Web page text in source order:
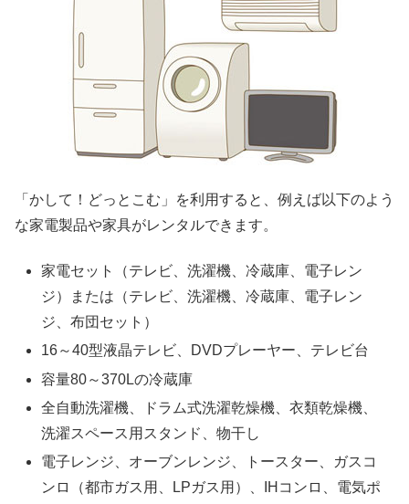
「かして！どっとこむ」を利用すると、例えば以下のよう
な家電製品や家具がレンタルできます。
家電セット（テレビ、洗濯機、冷蔵庫、電子レン
ジ）または（テレビ、洗濯機、冷蔵庫、電子レン
ジ、布団セット）
16～40型液晶テレビ、DVDプレーヤー、テレビ台
容量80～370Lの冷蔵庫
全自動洗濯機、ドラム式洗濯乾燥機、衣類乾燥機、
洗濯スペース用スタンド、物干し
電子レンジ、オーブンレンジ、トースター、ガスコ
ンロ（都市ガス用、LPガス用）、IHコンロ、電気ポ